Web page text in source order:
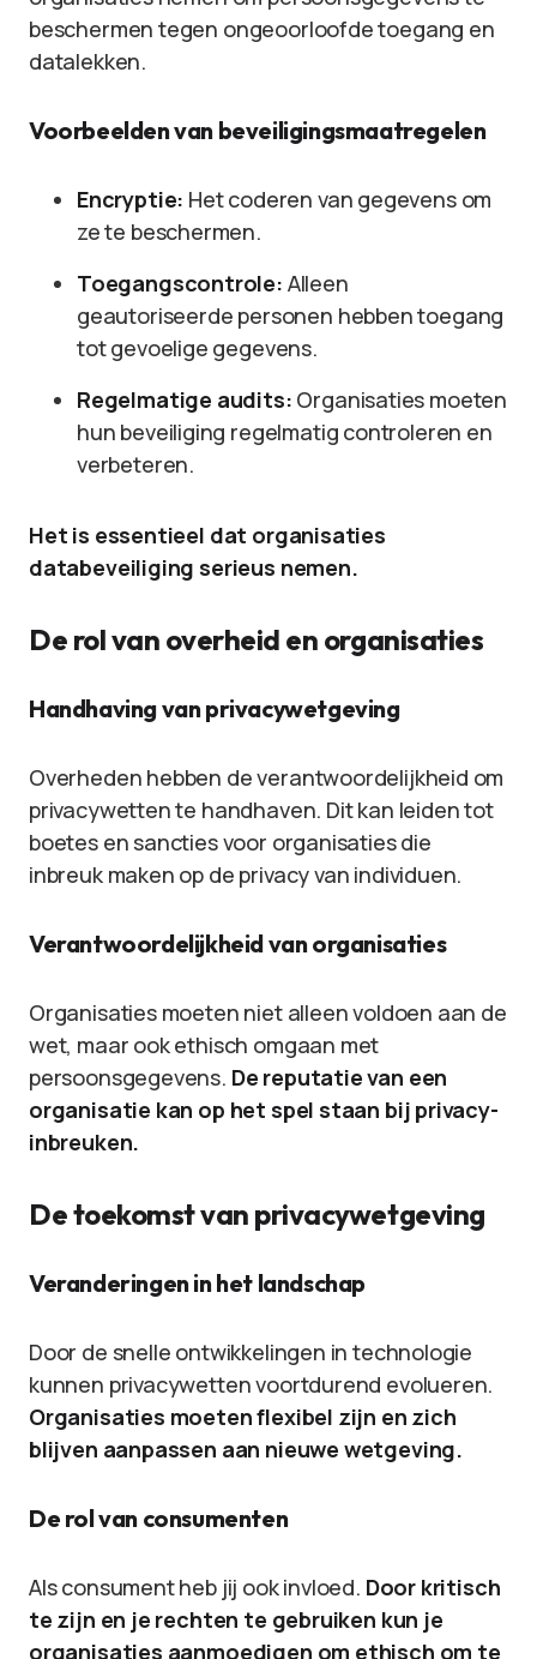
beschermen tegen ongeoorloofde toegang en
datalekken.
Voorbeelden van beveiligingsmaatregelen
Encryptie: Het coderen van gegevens om
ze te beschermen.
Toegangscontrole: Alleen
geautoriseerde personen hebben toegang
tot gevoelige gegevens.
Regelmatige audits: Organisaties moeten
hun beveiliging regelmatig controleren en
verbeteren.
Het is essentieel dat organisaties
databeveiliging serieus nemen.
De rol van overheid en organisaties
Handhaving van privacywetgeving
Overheden hebben de verantwoordelijkheid om
privacywetten te handhaven. Dit kan leiden tot
boetes en sancties voor organisaties die
inbreuk maken op de privacy van individuen.
Verantwoordelijkheid van organisaties
Organisaties moeten niet alleen voldoen aan de
wet, maar ook ethisch omgaan met
persoonsgegevens. De reputatie van een
organisatie kan op het spel staan bij privacy-
inbreuken.
De toekomst van privacywetgeving
Veranderingen in het landschap
Door de snelle ontwikkelingen in technologie
kunnen privacywetten voortdurend evolueren.
Organisaties moeten flexibel zijn en zich
blijven aanpassen aan nieuwe wetgeving.
De rol van consumenten
Als consument heb jij ook invloed. Door kritisch
te zijn en je rechten te gebruiken kun je
organisaties aanmoedigen om ethisch om te